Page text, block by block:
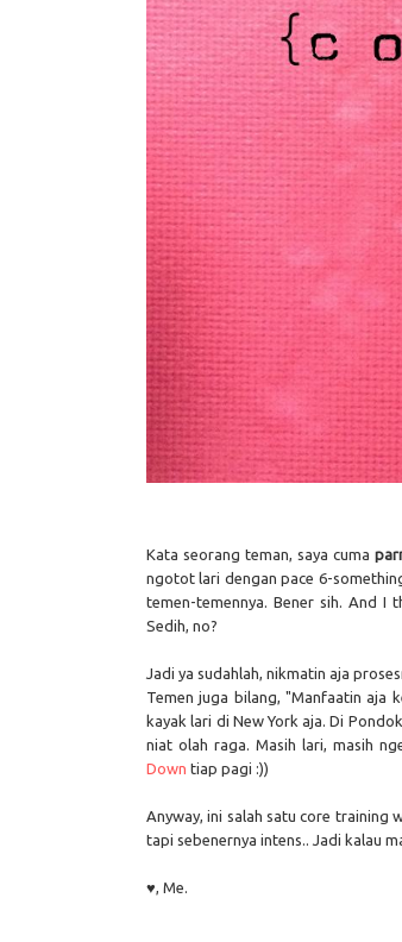
Kata seorang teman, saya cuma
ngotot lari dengan pace 6-
temen-temennya. Bener sih. And I
Sedih, no?
Jadi ya sudahlah, nikmatin aja
Temen juga bilang, "Manfaatin aja
kayak lari di New York aja. Di
niat olah raga. Masih lari, masih
Down tiap pagi :))
Anyway, ini salah satu core training
tapi sebenernya intens.. Jadi kalau
♥, Me.